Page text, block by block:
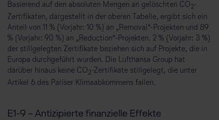
Basierend auf den absoluten Mengen an gelöschten CO2-
Zertifikaten, dargestellt in der oberen Tabelle, ergibt sich ein
Anteil von 11 % (Vorjahr: 10 %) an „Removal“-Projekten und 89
% (Vorjahr: 90 %) an „Reduction“-Projekten. 2 % (Vorjahr: 3 %)
der stillgelegten Zertifikate beziehen sich auf Projekte, die in
Europa durchgeführt wurden. Die Lufthansa Group hat
darüber hinaus keine CO2-Zertifikate stillgelegt, die unter
Artikel 6 des Pariser Klimaabkommens fallen.
E1-9 – Antizipierte finanzielle Effekte